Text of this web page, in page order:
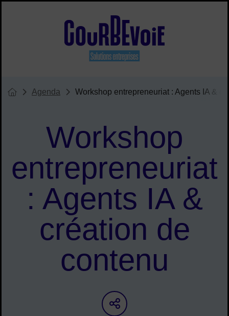
Site officiel de Courbevoie
Vous êtes ici :
Page d'accueil du site
Agenda Workshop entrepreneuriat : Agents IA &
Workshop
entrepreneuriat
: Agents IA &
création de
contenu
Partager sur les